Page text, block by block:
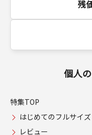
残
個人
特集TOP
はじめてのフルサイズ
レビュー